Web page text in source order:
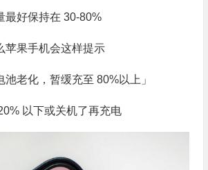
最好保持在 30-80%
苹果手机会这样提示
池老化，暂缓充至 80%以上」
以下或关机了再充电